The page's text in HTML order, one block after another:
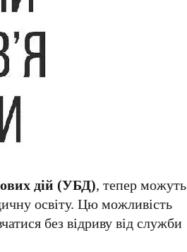
дій (УБД), тепер можуть
освіту. Цю можливість
без відриву від служби